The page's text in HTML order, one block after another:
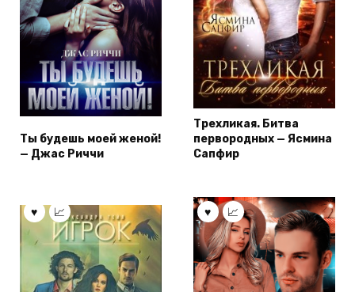
Ты будешь моей женой!
— Джас Риччи
Трехликая. Битва
первородных — Ясмина
Сапфир